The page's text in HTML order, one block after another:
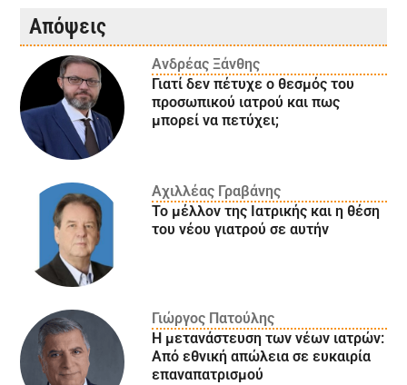
Απόψεις
Ανδρέας Ξάνθης
Γιατί δεν πέτυχε ο θεσμός του
προσωπικού ιατρού και πως
μπορεί να πετύχει;
Αχιλλέας Γραβάνης
Το μέλλον της Ιατρικής και η θέση
του νέου γιατρού σε αυτήν
Γιώργος Πατούλης
Η μετανάστευση των νέων ιατρών:
Aπό εθνική απώλεια σε ευκαιρία
επαναπατρισμού